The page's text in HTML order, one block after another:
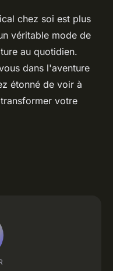
chez soi est plus
véritable mode de
au quotidien.
dans l'aventure
étonné de voir à
votre